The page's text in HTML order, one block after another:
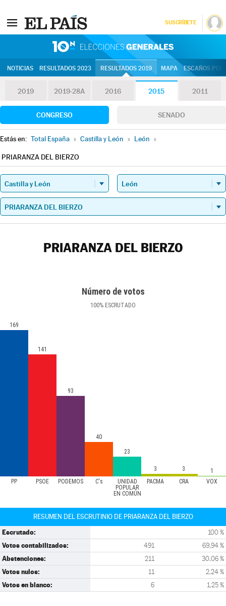
SUSCRÍBETE
NOTICIAS RESULTADOS 2023 RESULTADOS 2019 MAPA ESCAÑOS
2019 2019-28A 2016 2015 2011
CONGRESO SENADO
Estás en: Total España » Castilla y León » León »
PRIARANZA DEL BIERZO
PRIARANZA DEL BIERZO
Número de votos
100% ESCRUTADO
PP PSOE PODEMOS C's
UNIDAD
POPULAR
EN COMÚN
PACMA CRA VOX
169
141
93
40
23
3 3 1
RESUMEN DEL ESCRUTINIO DE PRIARANZA DEL BIERZO
Escrutado: 100 %
Votos contabilizados: 491 69,94 %
Abstenciones: 211 30,06 %
Votos nulos: 11 2,24 %
Votos en blanco: 6 1,25 %